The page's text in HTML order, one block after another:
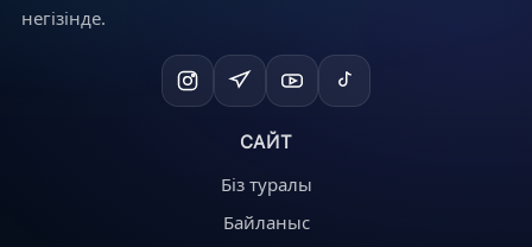
негізінде.
САЙТ
Біз туралы
Байланыс